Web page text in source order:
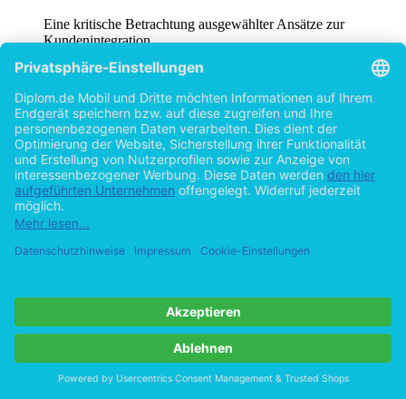
Eine kritische Betrachtung ausgewählter Ansätze zur
Kundenintegration
©2005 Diplomarbeit 91 Seiten
Hilfe/FAQ
Impressum
Datenschutz
AGB
Vertrag widerrufen
Zur Desktop-Version
Copyright ©Imprint in der Bedey & Thoms Media GmbH
byOpen Publishing
Cookie-Einstellungen